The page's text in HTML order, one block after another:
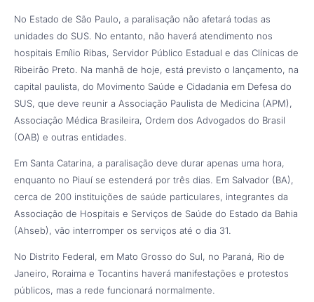
No Estado de São Paulo, a paralisação não afetará todas as
unidades do SUS. No entanto, não haverá atendimento nos
hospitais Emílio Ribas, Servidor Público Estadual e das Clínicas de
Ribeirão Preto. Na manhã de hoje, está previsto o lançamento, na
capital paulista, do Movimento Saúde e Cidadania em Defesa do
SUS, que deve reunir a Associação Paulista de Medicina (APM),
Associação Médica Brasileira, Ordem dos Advogados do Brasil
(OAB) e outras entidades.
Em Santa Catarina, a paralisação deve durar apenas uma hora,
enquanto no Piauí se estenderá por três dias. Em Salvador (BA),
cerca de 200 instituições de saúde particulares, integrantes da
Associação de Hospitais e Serviços de Saúde do Estado da Bahia
(Ahseb), vão interromper os serviços até o dia 31.
No Distrito Federal, em Mato Grosso do Sul, no Paraná, Rio de
Janeiro, Roraima e Tocantins haverá manifestações e protestos
públicos, mas a rede funcionará normalmente.